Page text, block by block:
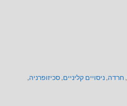
, חרדה,ניסויים קליניים,סכיזופרניה,